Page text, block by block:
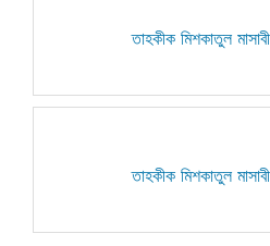
তাহকীক মিশকাতুল
তাহকীক মিশকাতুল